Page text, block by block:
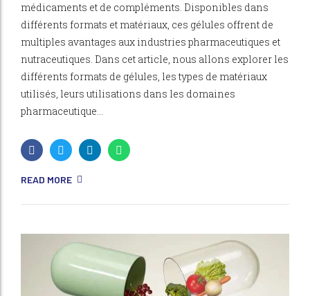
médicaments et de compléments. Disponibles dans
différents formats et matériaux, ces gélules offrent de
multiples avantages aux industries pharmaceutiques et
nutraceutiques. Dans cet article, nous allons explorer les
différents formats de gélules, les types de matériaux
utilisés, leurs utilisations dans les domaines
pharmaceutique...
READ MORE